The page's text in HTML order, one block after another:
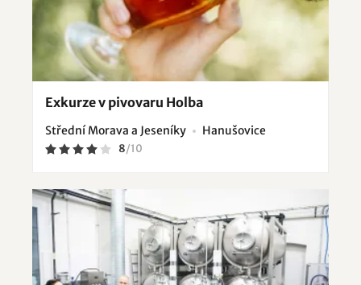
Exkurze v pivovaru Holba
Střední Morava a Jeseníky Hanušovice
8/10